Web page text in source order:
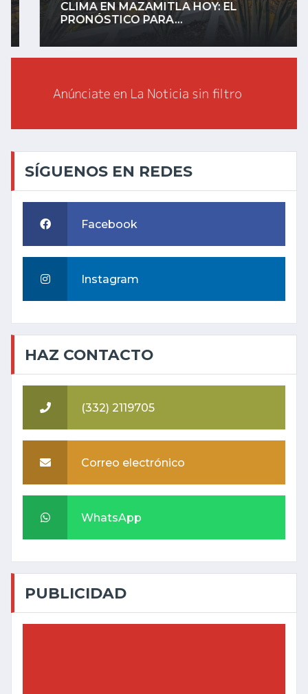
CLIMA EN MAZAMITLA HOY: EL
PRONÓSTICO PARA...
SÍGUENOS EN REDES
Facebook
Instagram
HAZ CONTACTO
(332) 2119705
Correo electrónico
WhatsApp
PUBLICIDAD